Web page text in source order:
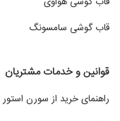
قاب گوشی سامسونگ
قوانین و خدمات مشتریان
راهنمای خرید از سورن استور